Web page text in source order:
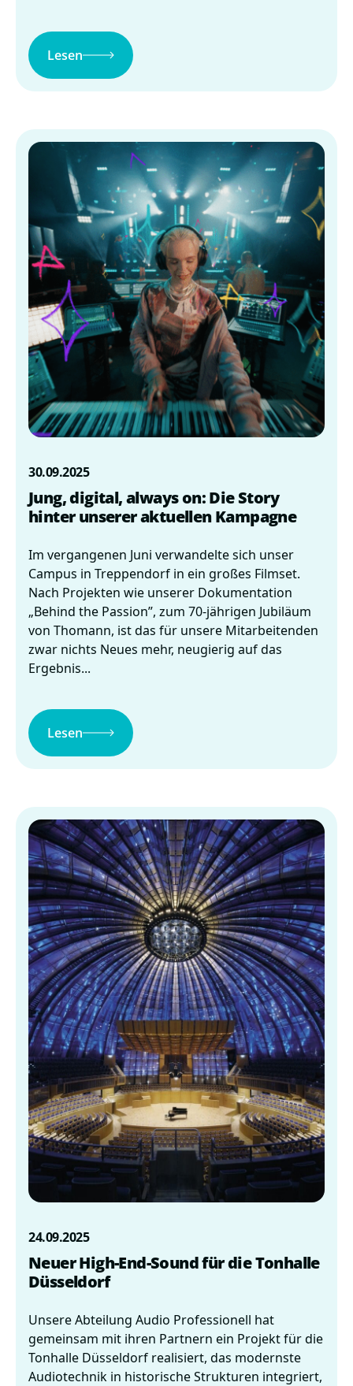
Lesen
30.09.2025
Jung, digital, always on: Die Story
hinter unserer aktuellen Kampagne
Im vergangenen Juni verwandelte sich unser
Campus in Treppendorf in ein großes Filmset.
Nach Projekten wie unserer Dokumentation
„Behind the Passion”, zum 70-jährigen Jubiläum
von Thomann, ist das für unsere Mitarbeitenden
zwar nichts Neues mehr, neugierig auf das
Ergebnis...
Lesen
24.09.2025
Neuer High-End-Sound für die Tonhalle
Düsseldorf
Unsere Abteilung Audio Professionell hat
gemeinsam mit ihren Partnern ein Projekt für die
Tonhalle Düsseldorf realisiert, das modernste
Audiotechnik in historische Strukturen integriert,